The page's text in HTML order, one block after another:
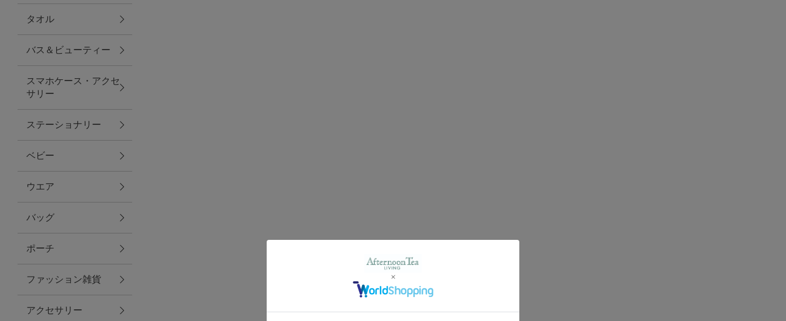
キッチン・ダイニング
ダイニング
キッチン
ファブリック
グリーン
バス＆ビューティー
バス＆ビューティー
タオル
タオル
バス＆ビューティー
スマホケース・アクセ
サリー
ステーショナリー
ベビー
ウエア
バッグ
ポーチ
ファッション雑貨
アクセサリー